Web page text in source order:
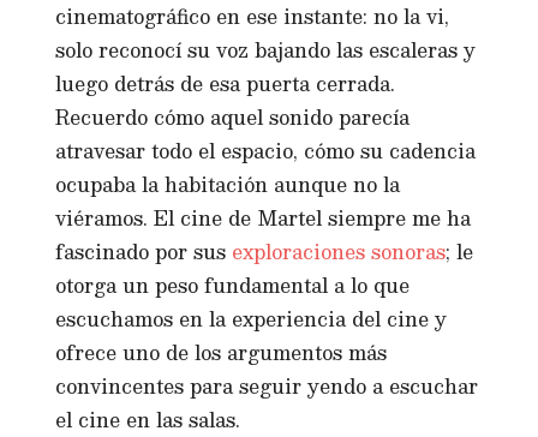
cinematográfico en ese instante: no la vi,
solo reconocí su voz bajando las escaleras y
luego detrás de esa puerta cerrada.
Recuerdo cómo aquel sonido parecía
atravesar todo el espacio, cómo su cadencia
ocupaba la habitación aunque no la
viéramos. El cine de Martel siempre me ha
fascinado por sus exploraciones sonoras; le
otorga un peso fundamental a lo que
escuchamos en la experiencia del cine y
ofrece uno de los argumentos más
convincentes para seguir yendo a escuchar
el cine en las salas.